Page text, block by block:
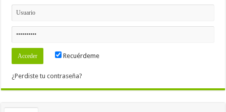
Recuérdeme
¿Perdiste tu contraseña?